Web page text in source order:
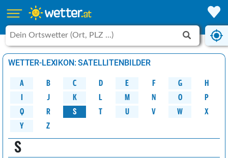
WETTER-LEXIKON: SATELLITENBILDER
A B C D E F G H
J K L M N O
P
Q
R S T U V W X
Y Z
S